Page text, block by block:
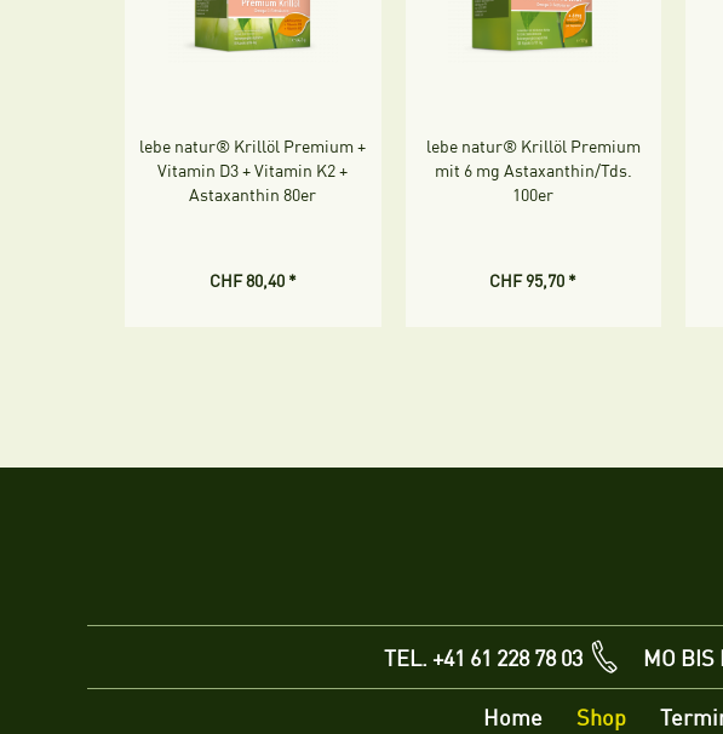
lebe natur® Krillöl Premium +
Vitamin D3 + Vitamin K2 +
Astaxanthin 80er
CHF 80,40 *
lebe natur® Krillöl Premium
mit 6 mg Astaxanthin/Tds.
100er
CHF 95,70 *
TEL. +41 61 228 78 03 MO BIS
Home Shop